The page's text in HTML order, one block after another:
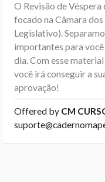
O Revisão de
focado na Câmara
Legislativo).
importantes para
dia. Com esse
você irá conseguir a
aprovação!
Offered by CM